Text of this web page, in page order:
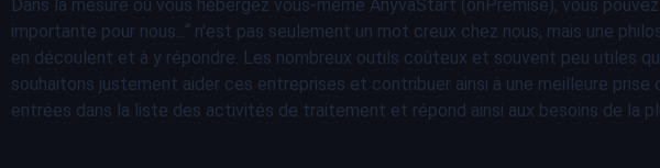
Dans la mesure où vous hébergez vous-même AnyvaStart (onPremise), vous
importante pour nous...“ n'est pas seulement un mot creux chez nous, mais une
en découlent et à y répondre. Les nombreux outils coûteux et souvent peu utiles
souhaitons justement aider ces entreprises et contribuer ainsi à une meilleure
entrées dans la liste des activités de traitement et répond ainsi aux besoins de la